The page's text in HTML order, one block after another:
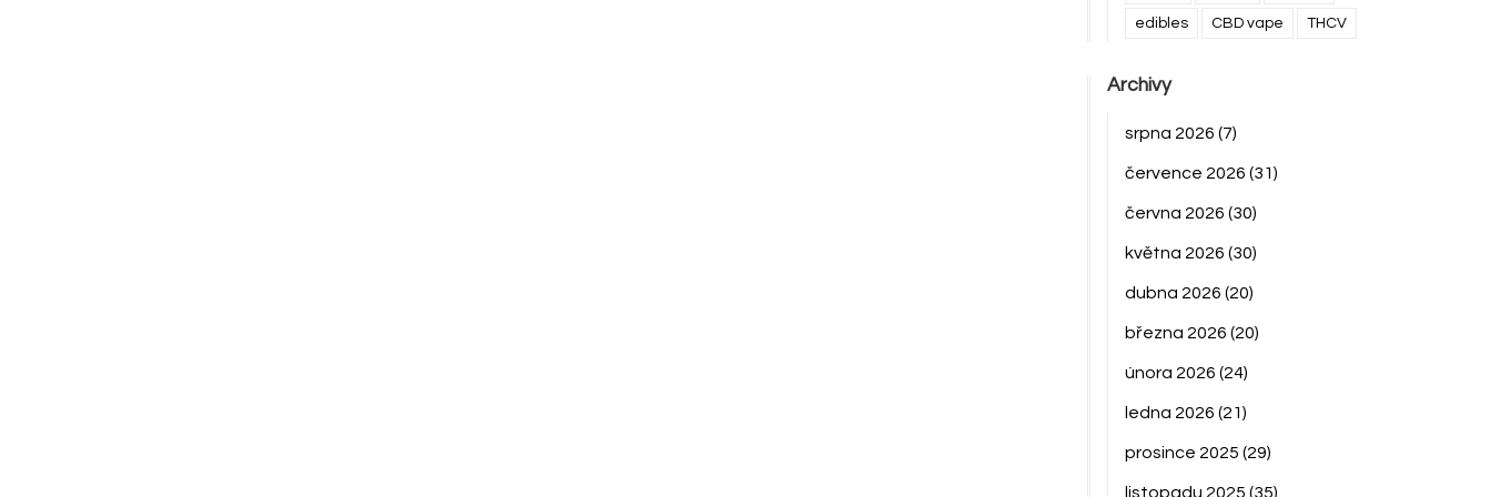
edibles CBD vape THCV
Archivy
srpna 2026 (7)
července 2026 (31)
června 2026 (30)
května 2026 (30)
dubna 2026 (20)
března 2026 (20)
února 2026 (24)
ledna 2026 (21)
prosince 2025 (29)
listopadu 2025 (35)